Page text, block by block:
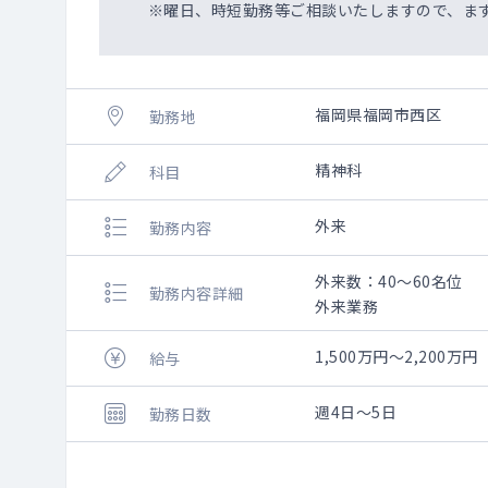
※曜日、時短勤務等ご相談いたしますので、ま
勤務地 福岡県福岡市西区
科目 精神科
勤務内容 外来
勤務内容詳細
外来数：40～60名位
外来業務
給与 1,500万円～2,200万円
勤務日数 週4日～5日